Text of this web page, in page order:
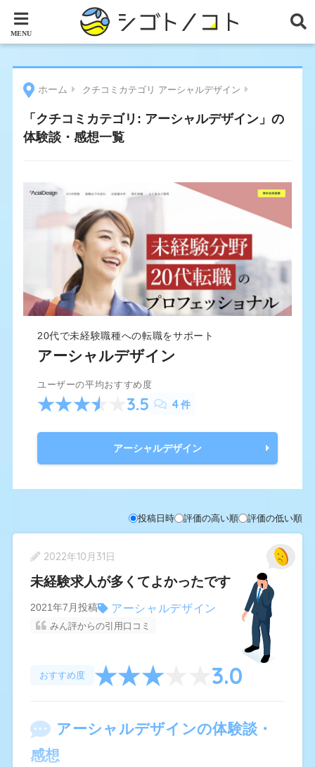
ホーム クチコミカテゴリ アーシャルデザイン
「クチコミカテゴリ: アーシャルデザイン」の
体験談・感想一覧
20代で未経験職種への転職をサポート
アーシャルデザイン
ユーザーの平均おすすめ度
3.5 4件
アーシャルデザイン
投稿日時 評価の高い順 評価の低い順
2022年10月31日
未経験求人が多くてよかったです
2021年7月投稿 アーシャルデザイン
みん評からの引用口コミ
おすすめ度 3.0
アーシャルデザインの体験談・
感想